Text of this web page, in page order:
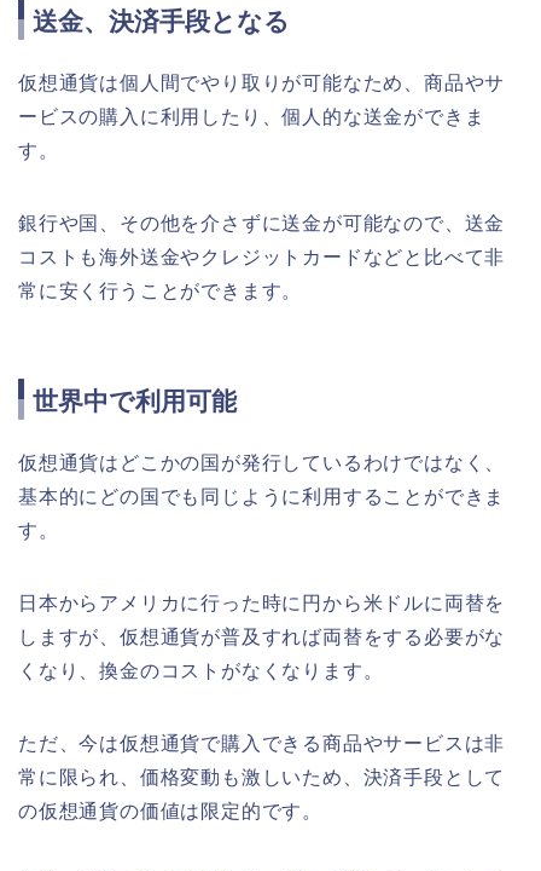
送金、決済手段となる
仮想通貨は個人間でやり取りが可能なため、商品やサ
ービスの購入に利用したり、個人的な送金ができま
す。
銀行や国、その他を介さずに送金が可能なので、送金
コストも海外送金やクレジットカードなどと比べて非
常に安く行うことができます。
世界中で利用可能
仮想通貨はどこかの国が発行しているわけではなく、
基本的にどの国でも同じように利用することができま
す。
日本からアメリカに行った時に円から米ドルに両替を
しますが、仮想通貨が普及すれば両替をする必要がな
くなり、換金のコストがなくなります。
ただ、今は仮想通貨で購入できる商品やサービスは非
常に限られ、価格変動も激しいため、決済手段として
の仮想通貨の価値は限定的です。